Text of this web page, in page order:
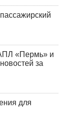
«Пермь» и
за
для